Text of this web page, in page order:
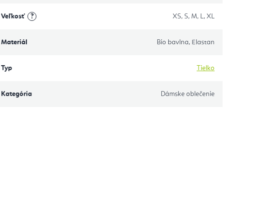
?
Veľkosť XS, S, M, L, XL
Materiál Bio bavlna, Elastan
Typ Tielko
Kategória Dámske oblečenie